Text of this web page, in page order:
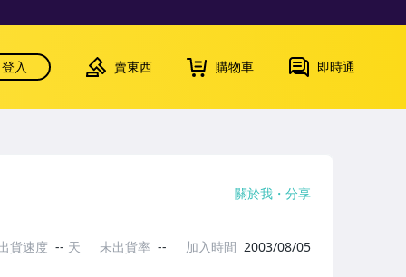
登入 賣東西 購物車 即時通
關於我 分享
貨速度 -- 天 未出貨率 -- 加入時間 2003/08/05